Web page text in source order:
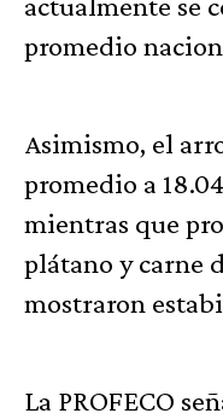
promedio
Asimismo, el
promedio a
mientras que
plátano y carne
mostraron
La PROFECO